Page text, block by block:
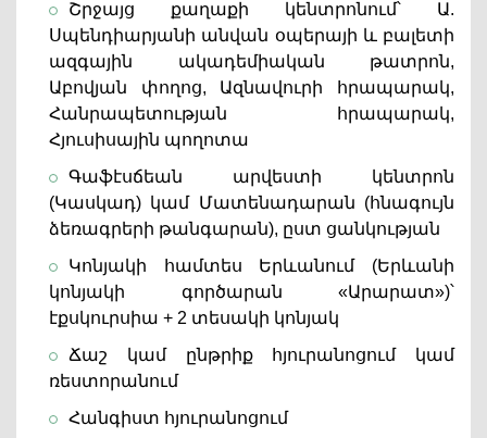
Շրջայց քաղաքի կենտրոնում՝ Ա.
Սպենդիարյանի անվան օպերայի և բալետի
ազգային ակադեմիական թատրոն,
Աբովյան փողոց, Ազնավուրի հրապարակ,
Հանրապետության հրապարակ,
Հյուսիսային պողոտա
Գաֆէսճեան արվեստի կենտրոն
(Կասկադ) կամ Մատենադարան (հնագույն
ձեռագրերի թանգարան), ըստ ցանկության
Կոնյակի համտես Երևանում (Երևանի
կոնյակի գործարան «Արարատ»)՝
էքսկուրսիա + 2 տեսակի կոնյակ
Ճաշ կամ ընթրիք հյուրանոցում կամ
ռեստորանում
Հանգիստ հյուրանոցում